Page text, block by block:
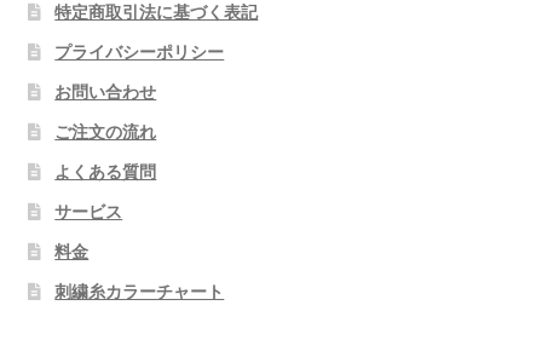
特定商取引法に基づく表記
プライバシーポリシー
お問い合わせ
ご注文の流れ
よくある質問
サービス
料金
刺繍糸カラーチャート